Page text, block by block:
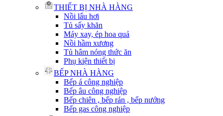
THIẾT BỊ NHÀ HÀNG
Nồi lẩu hơi
Tủ sấy khăn
Máy xay, ép hoa quả
Nồi hầm xương
Tủ hâm nóng thức ăn
Phụ kiện thiết bị
BẾP NHÀ HÀNG
Bếp á công nghiệp
Bếp âu công nghiệp
Bếp chiên , bếp rán , bếp nướng
Bếp gas công nghiệp